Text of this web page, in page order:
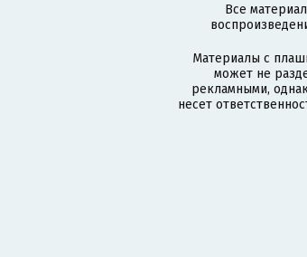
Все
Материалы с
может не
рекламными,
несет